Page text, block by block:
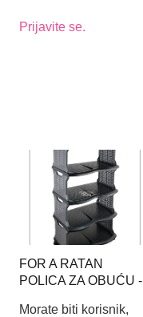
Prijavite se.
FOR A RATAN
POLICA ZA OBUĆU -
Morate biti korisnik,